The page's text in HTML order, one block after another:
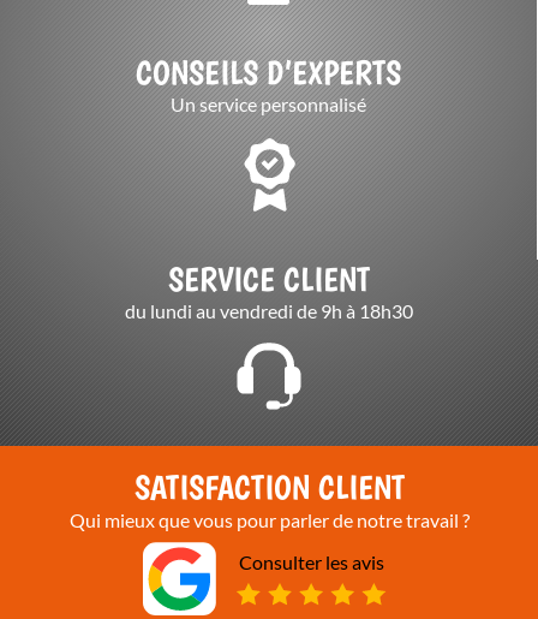
CONSEILS D’EXPERTS
Un service personnalisé
SERVICE CLIENT
du lundi au vendredi de 9h à 18h30
SATISFACTION CLIENT
Qui mieux que vous pour parler de notre travail ?
Consulter les avis